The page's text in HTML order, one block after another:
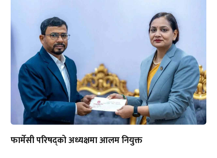
फार्मेसी परिषद्को अध्यक्षमा आलम नियुक्त